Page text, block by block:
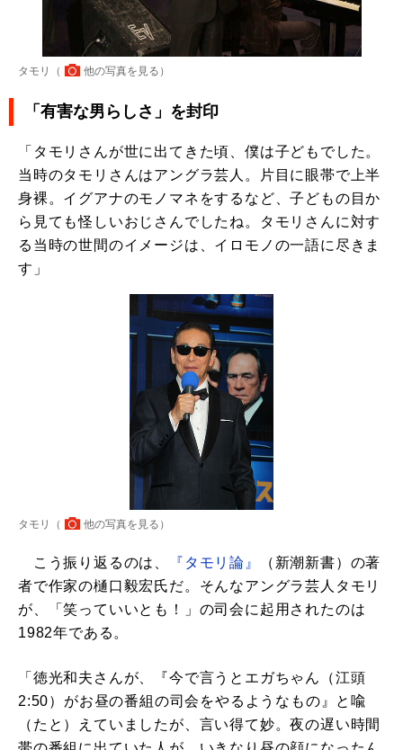
タモリ（ 他の写真を見る ）
「有害な男らしさ」を封印
「タモリさんが世に出てきた頃、僕は子どもでした。
当時のタモリさんはアングラ芸人。片目に眼帯で上半
身裸。イグアナのモノマネをするなど、子どもの目か
ら見ても怪しいおじさんでしたね。タモリさんに対す
る当時の世間のイメージは、イロモノの一語に尽きま
す」
タモリ（ 他の写真を見る ）
こう振り返るのは、 『タモリ論』
（新潮新書）の著
者で作家の樋口毅宏氏だ。そんなアングラ芸人タモリ
が、「笑っていいとも！」の司会に起用されたのは
1982年である。
「徳光和夫さんが、『今で言うとエガちゃん（江頭
2:50）がお昼の番組の司会をやるようなもの』と喩
（たと）えていましたが、言い得て妙。夜の遅い時間